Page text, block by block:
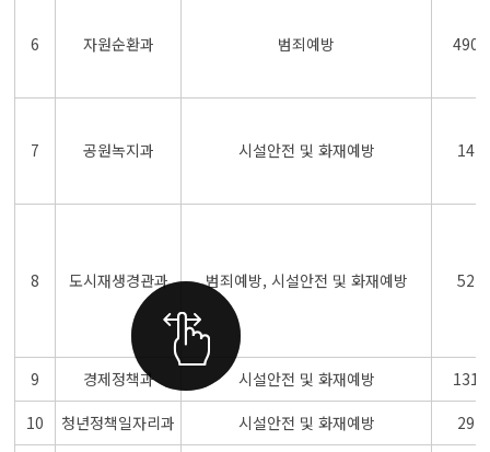
6 자원순환과 범죄예방 490
7 공원녹지과 시설안전 및 화재예방 14
8 도시재생경관과 범죄예방, 시설안전 및 화재예방 52
9 경제정책과 시설안전 및 화재예방
131
10
청년정책일자리과 시설안전 및 화재예방
29